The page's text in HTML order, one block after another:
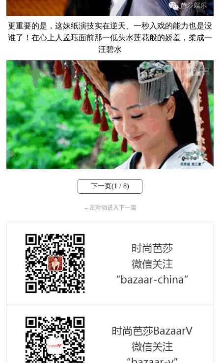
更重要的是，这妹纸演技实在逆天、一秒入戏的能力也是没
谁了！ 在心上人孟珏面前那一低头水莲花般的娇羞，柔成一
汪碧水
下一页(1 / 8)
←左滑动进入下一篇